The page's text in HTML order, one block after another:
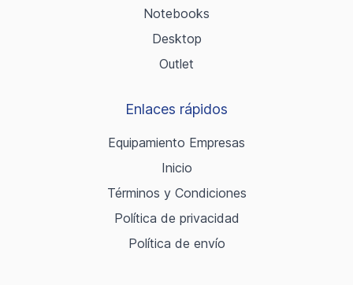
Notebooks
Desktop
Outlet
Enlaces rápidos
Equipamiento Empresas
Inicio
Términos y Condiciones
Política de privacidad
Política de envío